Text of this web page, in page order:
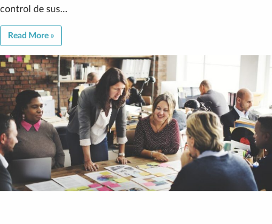
control de sus…
Read More »